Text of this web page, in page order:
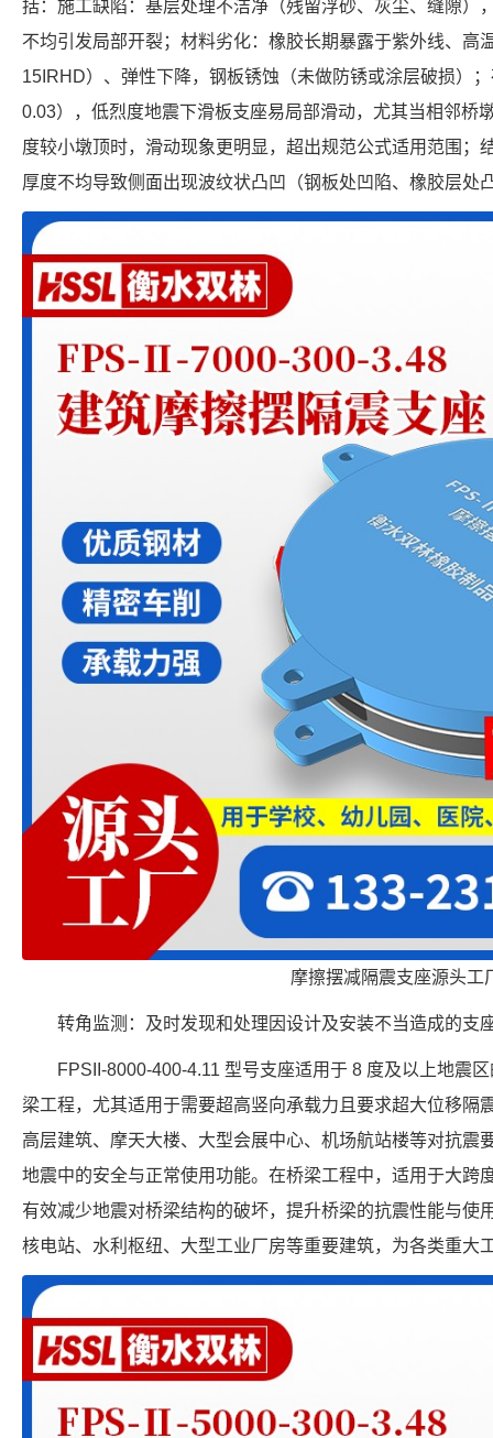
括：施工缺陷：基层处理不洁净（残留浮砂、灰尘、缝隙）
不均引发局部开裂；材料劣化：橡胶长期暴露于紫外线、高
15IRHD）、弹性下降，钢板锈蚀（未做防锈或涂层破损）
0.03），低烈度地震下滑板支座易局部滑动，尤其当相邻桥
度较小墩顶时，滑动现象更明显，超出规范公式适用范围；
厚度不均导致侧面出现波纹状凸凹（钢板处凹陷、橡胶层处
摩擦摆减隔震支座源头工
转角监测：及时发现和处理因设计及安装不当造成的支
FPSII-8000-400-4.11 型号支座适用于 8 度及以上地震
梁工程，尤其适用于需要超高竖向承载力且要求超大位移隔
高层建筑、摩天大楼、大型会展中心、机场航站楼等对抗震
地震中的安全与正常使用功能。在桥梁工程中，适用于大跨
有效减少地震对桥梁结构的破坏，提升桥梁的抗震性能与使
核电站、水利枢纽、大型工业厂房等重要建筑，为各类重大